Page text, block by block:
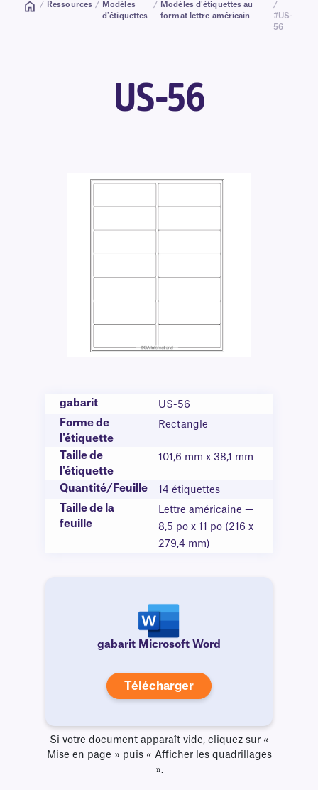
/ Ressources / Modèles
d'étiquettes
/ Modèles d'étiquettes au
format lettre américain
/
#US-
56
US-56
gabarit US-56
Forme de
l'étiquette
Rectangle
Taille de
l'étiquette
101,6 mm x 38,1 mm
Quantité/Feuille 14 étiquettes
Taille de la
feuille
Lettre américaine —
8,5 po x 11 po (216 x
279,4 mm)
gabarit Microsoft Word
Télécharger
Si votre document apparaît vide, cliquez sur «
Mise en page » puis « Afficher les quadrillages
».